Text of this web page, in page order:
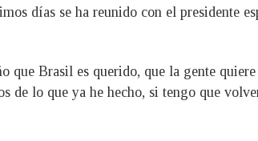
días se ha reunido con el presidente
Brasil es querido, que la gente
de lo que ya he hecho, si tengo que